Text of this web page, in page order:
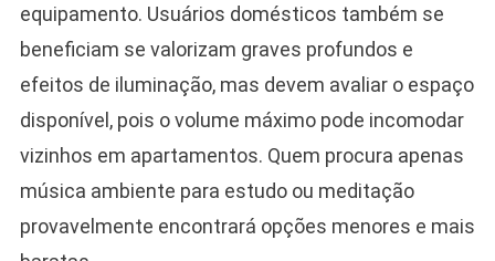
equipamento. Usuários domésticos também se
beneficiam se valorizam graves profundos e
efeitos de iluminação, mas devem avaliar o espaço
disponível, pois o volume máximo pode incomodar
vizinhos em apartamentos. Quem procura apenas
música ambiente para estudo ou meditação
provavelmente encontrará opções menores e mais